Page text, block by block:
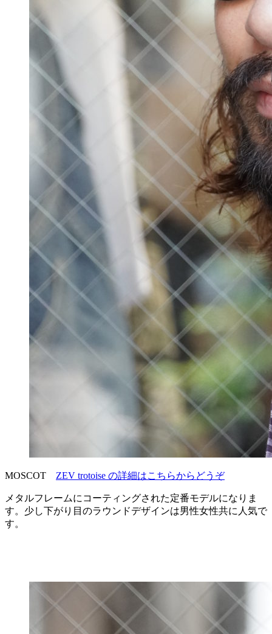
MOSCOT ZEV trotoise の詳細はこちらからどうぞ
メタルフレームにコーティングされた定番モデルになりま
す。少し下がり目のラウンドデザインは男性女性共に人気で
す。